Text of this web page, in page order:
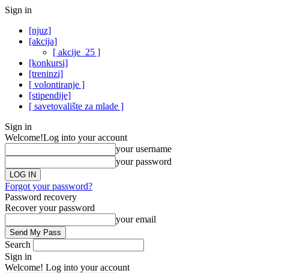
Sign in
[njuz]
[akcija]
[ akcije_25 ]
[konkursi]
[treninzi]
[ volontiranje ]
[stipendije]
[ savetovalište za mlade ]
Sign in
Welcome!Log into your account
your username
your password
Forgot your password?
Password recovery
Recover your password
your email
Search
Sign in
Welcome! Log into your account